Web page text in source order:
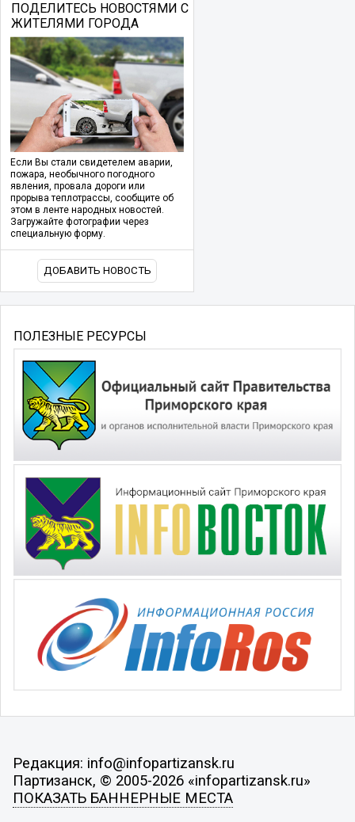
ПОДЕЛИТЕСЬ НОВОСТЯМИ С
ЖИТЕЛЯМИ ГОРОДА
Если Вы стали свидетелем аварии,
пожара, необычного погодного
явления, провала дороги или
прорыва теплотрассы, сообщите об
этом в ленте народных новостей.
Загружайте фотографии через
специальную форму.
ДОБАВИТЬ НОВОСТЬ
ПОЛЕЗНЫЕ РЕСУРСЫ
Редакция: info@infopartizansk.ru
Партизанск, © 2005-2026 «infopartizansk.ru»
ПОКАЗАТЬ БАННЕРНЫЕ МЕСТА